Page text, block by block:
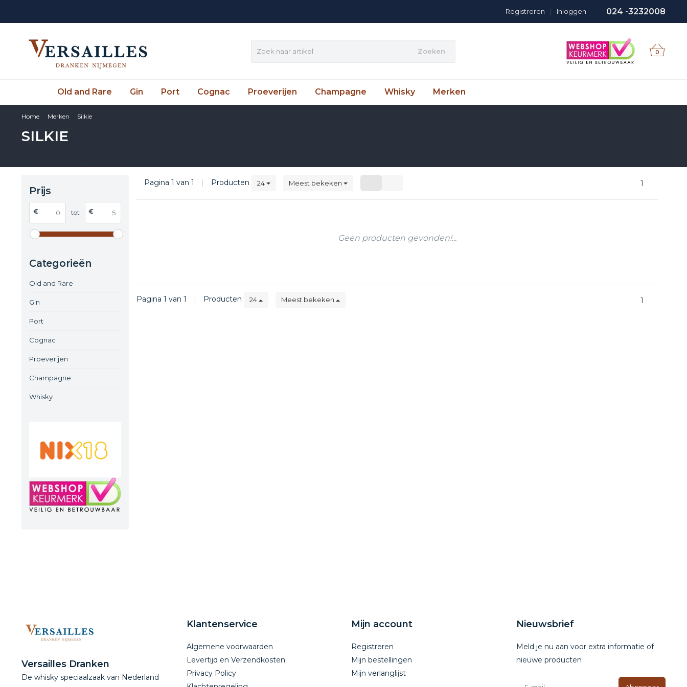
024 -3232008
Inloggen
|
Registreren
Zoeken 0
Old and Rare Gin Port Cognac Proeverijen Champagne Whisky Merken
Home Merken Silkie
SILKIE
Prijs
€ tot €
Categorieën
Old and Rare
Gin
Port
Cognac
Proeverijen
Champagne
Whisky
Pagina 1 van 1 | Producten 24 Meest bekeken 1
Geen producten gevonden!...
Pagina 1 van 1 | Producten 24 Meest bekeken 1
Versailles Dranken
De whisky speciaalzaak van Nederland
Klantenservice
Algemene voorwaarden
Levertijd en Verzendkosten
Privacy Policy
Mijn account
Registreren
Mijn bestellingen
Mijn verlanglijst
Nieuwsbrief
Meld je nu aan voor extra informatie of
nieuwe producten